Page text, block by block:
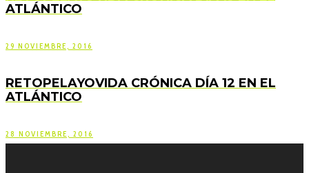
ATLÁNTICO
29 NOVIEMBRE, 2016
RETOPELAYOVIDA CRÓNICA DÍA 12 EN EL
ATLÁNTICO
28 NOVIEMBRE, 2016